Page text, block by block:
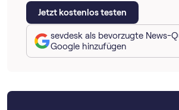
Jetzt kostenlos testen
sevdesk als bevorzugte News-
Google hinzufügen